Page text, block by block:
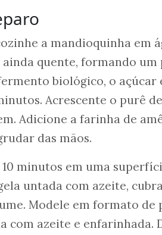
a mandioquinha em
ainda quente, formando
biológico, o açúcar
Acrescente o purê
Adicione a farinha de
das mãos.
10 minutos em uma
untada com azeite,
Modele em formato
com azeite e enfarinhada.